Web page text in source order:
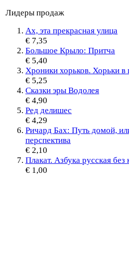
Лидеры продаж
Ах, эта прекрасная улица
€ 7,35
Большое Крыло: Притча
€ 5,40
Хроники хорьков. Хорьки в
€ 5,25
Сказки эры Водолея
€ 4,90
Ред делишес
€ 4,29
Ричард Бах: Путь домой,
перспектива
€ 2,10
Плакат. Азбука русская
€ 1,00